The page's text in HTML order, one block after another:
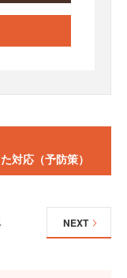
対応（予防策）
NEXT